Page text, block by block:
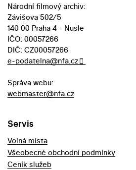
Národní filmový archiv:
Závišova 502/5
140 00 Praha 4 - Nusle
IČO: 00057266
DIČ: CZ00057266
e-podatelna@nfa.cz
Správa webu:
webmaster@nfa.cz
Servis
Volná místa
Všeobecné obchodní podmínky
Ceník služeb